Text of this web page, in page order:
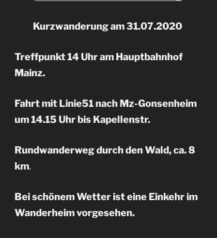
Kurzwanderung am 31.07.2020
Treffpunkt 14 Uhr am Hauptbahnhof
Mainz.
Fahrt mit Linie51 nach Mz-Gonsenheim
um 14.15 Uhr bis Kapellenstr.
Rundwanderweg durch den Wald, ca. 8
km.
Bei schönem Wetter ist eine Einkehr im
Wanderheim vorgesehen.